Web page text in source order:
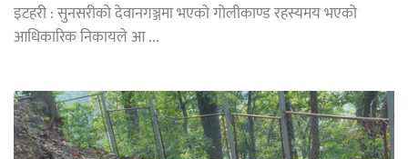
इटहरी : सुनसरीको देवानगञ्जमा भएको गोलीकाण्ड रहस्यमय भएको
आधिकारिक निकायले आ ...